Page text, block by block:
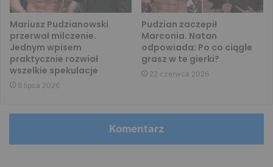
Mariusz Pudzianowski
przerwał milczenie.
Jednym wpisem
praktycznie rozwiał
wszelkie spekulacje
8 lipca 2026
Pudzian zaczepił
Marconia. Natan
odpowiada: Po co ciągle
grasz w te gierki?
22 czerwca 2026
Komentarz